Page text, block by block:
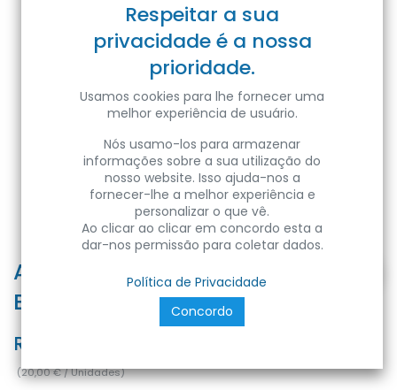
AYDOS-20 20W 230V 4200K IP65
BLACK
Ref:
(20,00€/Unidades)
Respeitar a sua
privacidade é a nossa
prioridade.
Usamos cookies para lhe fornecer uma
melhor experiência de usuário.
Nós usamo-los para armazenar
informações sobre a sua utilização do
nosso website. Isso ajuda-nos a
fornecer-lhe a melhor experiência e
personalizar o que vê.
Ao clicar ao clicar em concordo esta a
dar-nos permissão para coletar dados.
Política de Privacidade
Concordo